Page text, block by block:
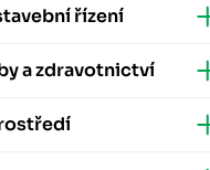
řízení
a zdravotnictví